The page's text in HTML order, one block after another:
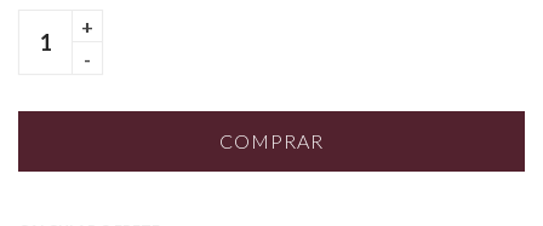
+
-
COMPRAR